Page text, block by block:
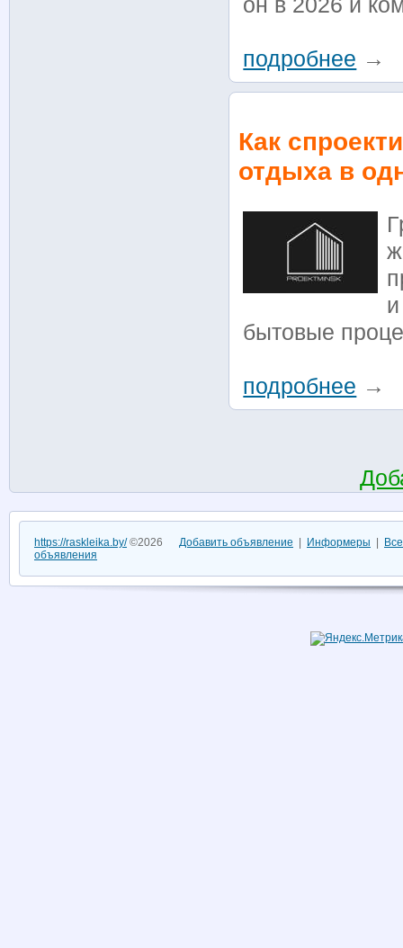
он в 2026 и
подробнее →
Как
отдыха в
бытовые
подробнее →
https://raskleika.by/©2026 Добавить объявление Информеры
объявления